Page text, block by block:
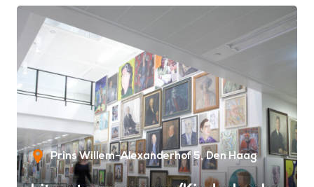
Prins Willem-Alexanderhof 5 Den Haag